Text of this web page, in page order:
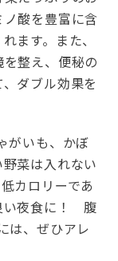
酸を豊富に含
ます。また、
整え、便秘の
ダブル効果を
がいも、かぼ
菜は入れない
カロリーであ
い夜食に！ 腹
は、ぜひアレ